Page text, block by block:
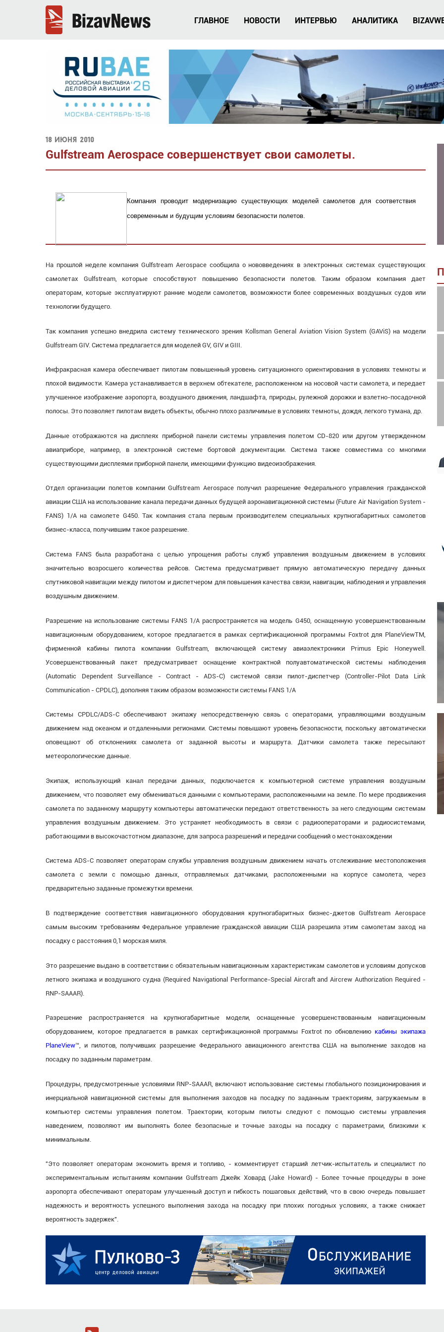
ГЛАВНОЕ НОВОСТИ ИНТЕРВЬЮ АНАЛИТИКА
18 июня 2010
Gulfstream Aerospace совершенствует свои самолеты.
Компания проводит модернизацию существующих моделей самолетов для соответствия
современным и будущим условиям безопасности полетов.
На прошлой неделе компания Gulfstream Aerospace сообщила о нововведениях в электронных системах существующих
самолетах Gulfstream, которые способствуют повышению безопасности полетов. Таким образом компания дает
операторам, которые эксплуатируют ранние модели самолетов, возможности более современных воздушных судов или
технологии будущего.
Так компания успешно внедрила систему технического зрения Kollsman General Aviation Vision System (GAViS) на модели
Gulfstream GIV. Система предлагается для моделей GV, GIV и GIII.
Инфракрасная камера обеспечивает пилотам повышенный уровень ситуационного ориентирования в условиях темноты и
плохой видимости. Камера устанавливается в верхнем обтекателе, расположенном на носовой части самолета, и передает
улучшенное изображение аэропорта, воздушного движения, ландшафта, природы, рулежной дорожки и взлетно-посадочной
полосы. Это позволяет пилотам видеть объекты, обычно плохо различимые в условиях темноты, дождя, легкого тумана, др.
Данные отображаются на дисплеях приборной панели системы управления полетом CD-820 или другом утвержденном
авиаприборе, например, в электронной системе бортовой документации. Система также совместима со многими
существующими дисплеями приборной панели, имеющими функцию видеоизображения.
Отдел организации полетов компании Gulfstream Aerospace получил разрешение Федерального управления гражданской
авиации США на использование канала передачи данных будущей аэронавигационной системы (Future Air Navigation System -
FANS) 1/A на самолете G450. Так компания стала первым производителем специальных крупногабаритных самолетов
бизнес-класса, получившим такое разрешение.
Система FANS была разработана с целью упрощения работы служб управления воздушным движением в условиях
значительно возросшего количества рейсов. Система предусматривает прямую автоматическую передачу данных
спутниковой навигации между пилотом и диспетчером для повышения качества связи, навигации, наблюдения и управления
воздушным движением.
Разрешение на использование системы FANS 1/A распространяется на модель G450, оснащенную усовершенствованным
навигационным оборудованием, которое предлагается в рамках сертификационной программы Foxtrot для PlaneViewTM,
фирменной кабины пилота компании Gulfstream, включающей систему авиаэлектроники Primus Epic Honeywell.
Усовершенствованный пакет предусматривает оснащение контрактной полуавтоматической системы наблюдения
(Automatic Dependent Surveillance - Contract - ADS-C) системой связи пилот-диспетчер (Controller-Pilot Data Link
Communication - CPDLC), дополняя таким образом возможности системы FANS 1/A
Системы CPDLC/ADS-C обеспечивают экипажу непосредственную связь с операторами, управляющими воздушным
движением над океаном и отдаленными регионами. Системы повышают уровень безопасности, поскольку автоматически
оповещают об отклонениях самолета от заданной высоты и маршрута. Датчики самолета также пересылают
метеорологические данные.
Экипаж, использующий канал передачи данных, подключается к компьютерной системе управления воздушным
движением, что позволяет ему обмениваться данными с компьютерами, расположенными на земле. По мере продвижения
самолета по заданному маршруту компьютеры автоматически передают ответственность за него следующим системам
управления воздушным движением. Это устраняет необходимость в связи с радиооператорами и радиосистемами,
работающими в высокочастотном диапазоне, для запроса разрешений и передачи сообщений о местонахождении
Система ADS-C позволяет операторам службы управления воздушным движением начать отслеживание местоположения
самолета с земли с помощью данных, отправляемых датчиками, расположенными на корпусе самолета, через
предварительно заданные промежутки времени.
В подтверждение соответствия навигационного оборудования крупногабаритных бизнес-джетов Gulfstream Aerospace
самым высоким требованиям Федеральное управление гражданской авиации США разрешила этим самолетам заход на
посадку с расстояния 0,1 морская миля.
Это разрешение выдано в соответствии с обязательным навигационным характеристикам самолетов и условиям допусков
летного экипажа и воздушного судна (Required Navigational Performance-Special Aircraft and Aircrew Authorization Required -
RNP-SAAAR).
Разрешение распространяется на крупногабаритные модели, оснащенные усовершенствованным навигационным
оборудованием, которое предлагается в рамках сертификационной программы Foxtrot по обновлению кабины экипажа
PlaneView™, и пилотов, получивших разрешение Федерального авиационного агентства США на выполнение заходов на
посадку по заданным параметрам.
Процедуры, предусмотренные условиями RNP-SAAAR, включают использование системы глобального позиционирования и
инерциальной навигационной системы для выполнения заходов на посадку по заданным траекториям, загружаемым в
компьютер системы управления полетом. Траектории, которым пилоты следуют с помощью системы управления
наведением, позволяют им выполнять более безопасные и точные заходы на посадку с параметрами, близкими к
минимальным.
"Это позволяет операторам экономить время и топливо, - комментирует старший летчик-испытатель и специалист по
экспериментальным испытаниям компании Gulfstream Джейк Ховард (Jake Howard) - Более точные процедуры в зоне
аэропорта обеспечивают операторам улучшенный доступ и гибкость пошаговых действий, что в свою очередь повышает
надежность и вероятность успешного выполнения захода на посадку при плохих погодных условиях, а также снижает
вероятность задержек".